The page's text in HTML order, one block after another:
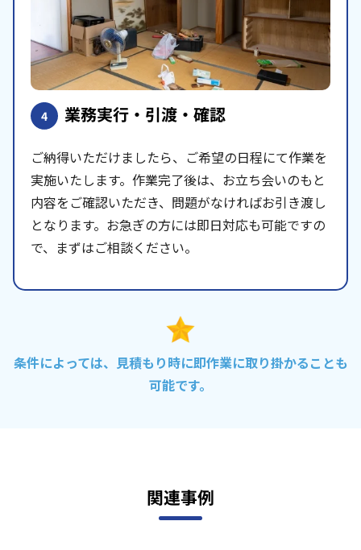
4 業務実行・引渡・確認
ご納得いただけましたら、ご希望の日程にて作業を
実施いたします。作業完了後は、お立ち会いのもと
内容をご確認いただき、問題がなければお引き渡し
となります。お急ぎの方には即日対応も可能ですの
で、まずはご相談ください。
条件によっては、見積もり時に即作業に取り掛かることも
可能です。
関連事例